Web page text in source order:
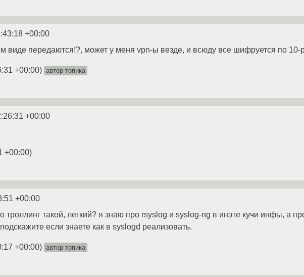
+00:00
виде передаются!?, может у меня vpn-ы везде, и всюду все шифруется по 10-
+00:00) автор топика
+00:00
+00:00)
+00:00
троллинг такой, легкий? я знаю про rsyslog и syslog-ng в инэте кучи инфы, а
если знаете как в syslogd реализовать.
+00:00) автор топика